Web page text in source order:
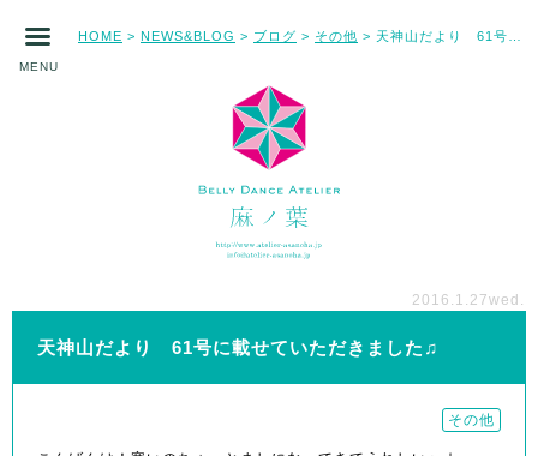
MENU
HOME > NEWS&BLOG > ブログ > その他 >
2016.1.27wed.
天神山だより 61号に載せていただきました♫
その他